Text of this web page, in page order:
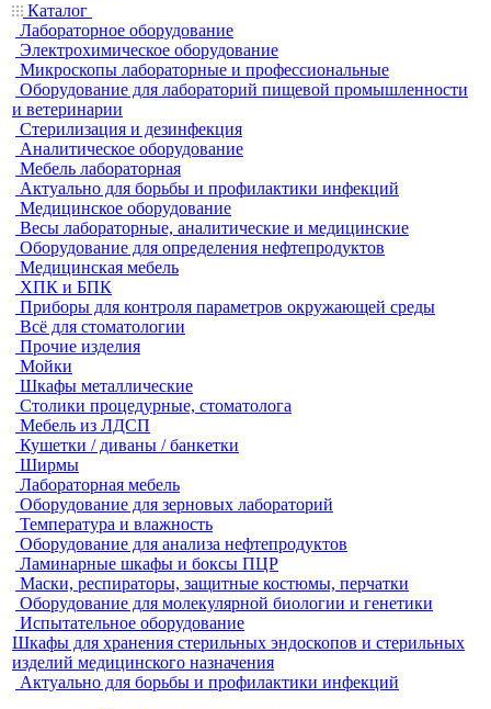
Каталог
Лабораторное оборудование
Электрохимическое оборудование
Микроскопы лабораторные и профессиональные
Оборудование для лабораторий пищевой промышленности
и ветеринарии
Стерилизация и дезинфекция
Аналитическое оборудование
Мебель лабораторная
Актуально для борьбы и профилактики инфекций
Медицинское оборудование
Весы лабораторные, аналитические и медицинские
Оборудование для определения нефтепродуктов
Медицинская мебель
ХПК и БПК
Приборы для контроля параметров окружающей среды
Всё для стоматологии
Прочие изделия
Мойки
Шкафы металлические
Столики процедурные, стоматолога
Мебель из ЛДСП
Кушетки / диваны / банкетки
Ширмы
Лабораторная мебель
Оборудование для зерновых лабораторий
Температура и влажность
Оборудование для анализа нефтепродуктов
Ламинарные шкафы и боксы ПЦР
Маски, респираторы, защитные костюмы, перчатки
Оборудование для молекулярной биологии и генетики
Испытательное оборудование
Шкафы для хранения стерильных эндоскопов и стерильных
изделий медицинского назначения
Актуально для борьбы и профилактики инфекций